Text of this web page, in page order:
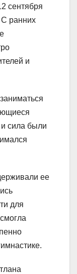
сентября
С ранних
и
и сила были
ее
для